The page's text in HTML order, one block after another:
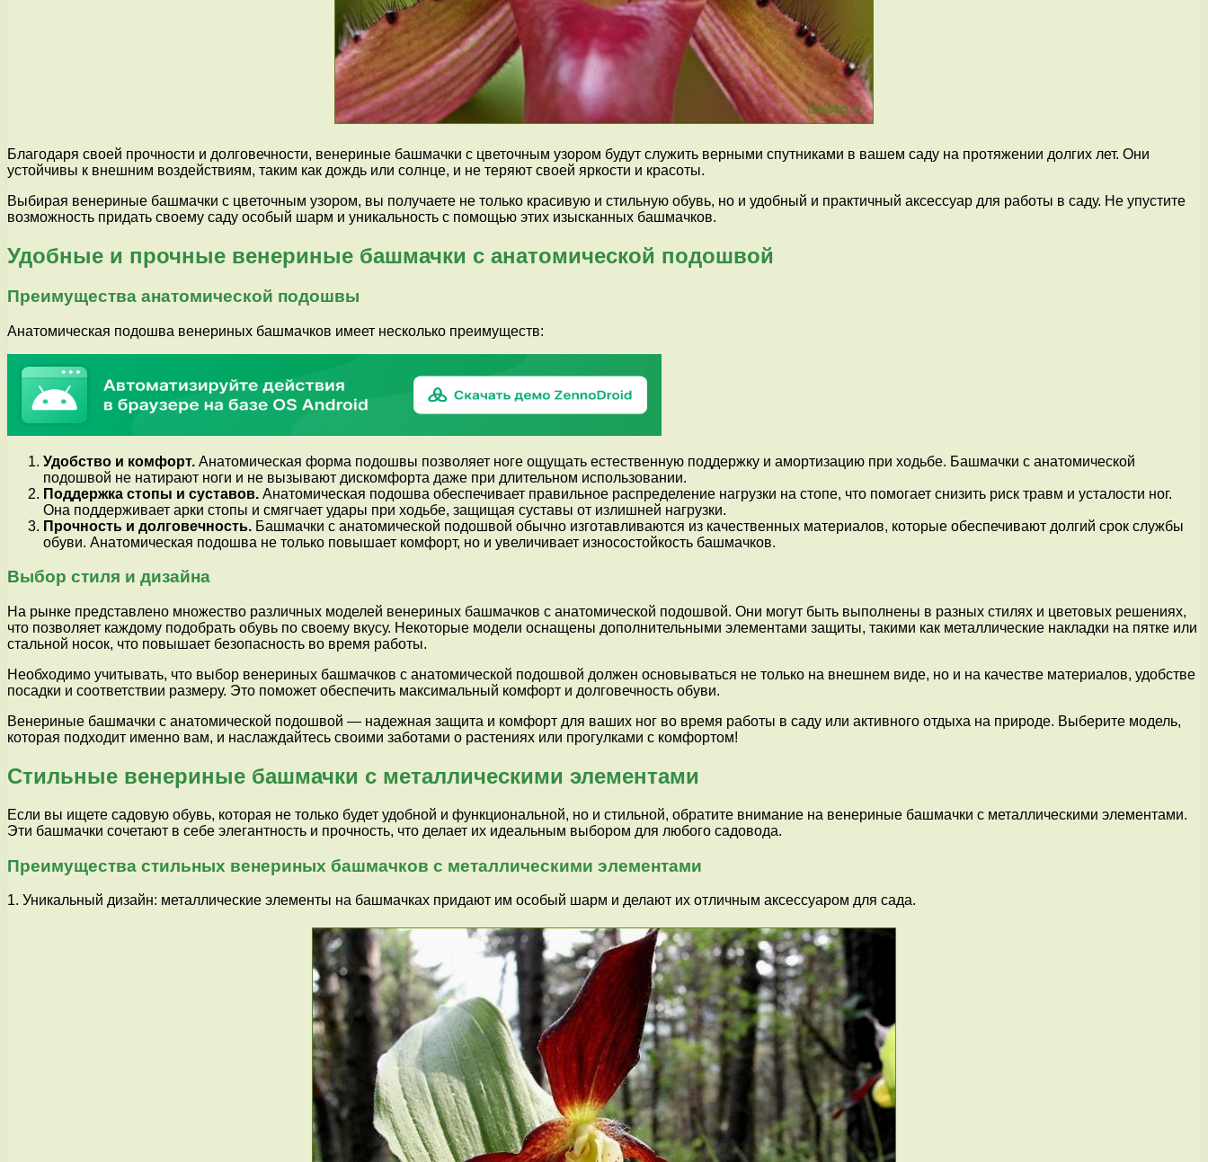
Благодаря своей прочности и долговечности, венериные башмачки с цветочным узором будут служить верными спутниками в вашем саду на протяжении долгих лет. Они
устойчивы к внешним воздействиям, таким как дождь или солнце, и не теряют своей яркости и красоты.
Выбирая венериные башмачки с цветочным узором, вы получаете не только красивую и стильную обувь, но и удобный и практичный аксессуар для работы в саду. Не упустите
возможность придать своему саду особый шарм и уникальность с помощью этих изысканных башмачков.
Удобные и прочные венериные башмачки с анатомической подошвой
Преимущества анатомической подошвы
Анатомическая подошва венериных башмачков имеет несколько преимуществ:
Удобство и комфорт. Анатомическая форма подошвы позволяет ноге ощущать естественную поддержку и амортизацию при ходьбе. Башмачки с анатомической
подошвой не натирают ноги и не вызывают дискомфорта даже при длительном использовании.
Поддержка стопы и суставов. Анатомическая подошва обеспечивает правильное распределение нагрузки на стопе, что помогает снизить риск травм и усталости ног.
Она поддерживает арки стопы и смягчает удары при ходьбе, защищая суставы от излишней нагрузки.
Прочность и долговечность. Башмачки с анатомической подошвой обычно изготавливаются из качественных материалов, которые обеспечивают долгий срок службы
обуви. Анатомическая подошва не только повышает комфорт, но и увеличивает износостойкость башмачков.
Выбор стиля и дизайна
На рынке представлено множество различных моделей венериных башмачков с анатомической подошвой. Они могут быть выполнены в разных стилях и цветовых решениях,
что позволяет каждому подобрать обувь по своему вкусу. Некоторые модели оснащены дополнительными элементами защиты, такими как металлические накладки на пятке или
стальной носок, что повышает безопасность во время работы.
Необходимо учитывать, что выбор венериных башмачков с анатомической подошвой должен основываться не только на внешнем виде, но и на качестве материалов, удобстве
посадки и соответствии размеру. Это поможет обеспечить максимальный комфорт и долговечность обуви.
Венериные башмачки с анатомической подошвой — надежная защита и комфорт для ваших ног во время работы в саду или активного отдыха на природе. Выберите модель,
которая подходит именно вам, и наслаждайтесь своими заботами о растениях или прогулками с комфортом!
Стильные венериные башмачки с металлическими элементами
Если вы ищете садовую обувь, которая не только будет удобной и функциональной, но и стильной, обратите внимание на венериные башмачки с металлическими элементами.
Эти башмачки сочетают в себе элегантность и прочность, что делает их идеальным выбором для любого садовода.
Преимущества стильных венериных башмачков с металлическими элементами
1. Уникальный дизайн: металлические элементы на башмачках придают им особый шарм и делают их отличным аксессуаром для сада.